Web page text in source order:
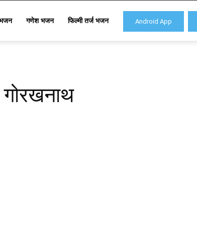
Android App
भजन गणेश भजन फिल्मी तर्ज भजन